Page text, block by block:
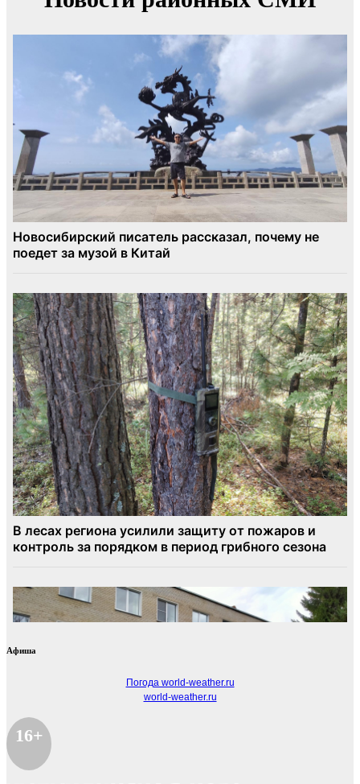
Афиша
Погода world-weather.ru
world-weather.ru
16+